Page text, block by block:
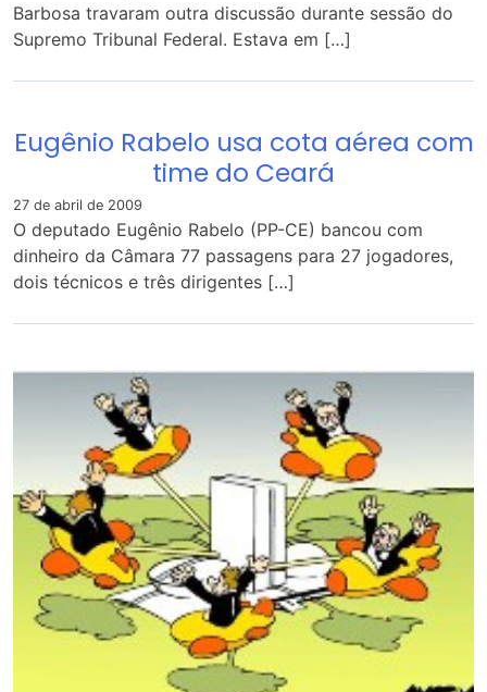
Barbosa travaram outra discussão durante sessão do
Supremo Tribunal Federal. Estava em […]
Eugênio Rabelo usa cota aérea com
time do Ceará
27 de abril de 2009
O deputado Eugênio Rabelo (PP-CE) bancou com
dinheiro da Câmara 77 passagens para 27 jogadores,
dois técnicos e três dirigentes […]